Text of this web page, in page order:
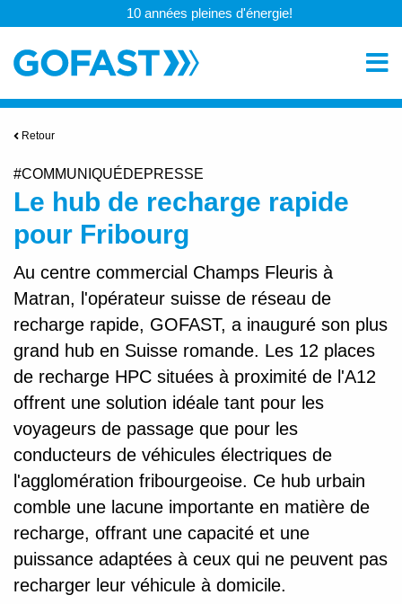
10 années pleines d'énergie!
Retour
#COMMUNIQUÉDEPRESSE
Le hub de recharge rapide
pour Fribourg
Au centre commercial Champs Fleuris à
Matran, l'opérateur suisse de réseau de
recharge rapide, GOFAST, a inauguré son plus
grand hub en Suisse romande. Les 12 places
de recharge HPC situées à proximité de l'A12
offrent une solution idéale tant pour les
voyageurs de passage que pour les
conducteurs de véhicules électriques de
l'agglomération fribourgeoise. Ce hub urbain
comble une lacune importante en matière de
recharge, offrant une capacité et une
puissance adaptées à ceux qui ne peuvent pas
recharger leur véhicule à domicile.